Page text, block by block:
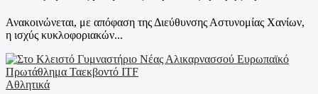
Ανακοινώνεται, με απόφαση της Διεύθυνσης Αστυνομίας Χανίων,
η ισχύς κυκλοφοριακών...
Αθλητικά